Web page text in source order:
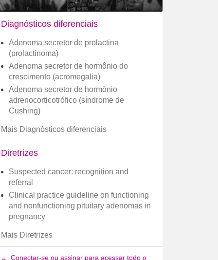
Diagnósticos diferenciais
Adenoma secretor de prolactina
(prolactinoma)
Adenoma secretor de hormônio do
crescimento (acromegalia)
Adenoma secretor de hormônio
adrenocorticotrófico (síndrome de
Cushing)
Mais Diagnósticos diferenciais
Diretrizes
Suspected cancer: recognition and
referral
Clinical practice guideline on functioning
and nonfunctioning pituitary adenomas in
pregnancy
Mais Diretrizes
Conectar-se ou assinar para acessar todo o